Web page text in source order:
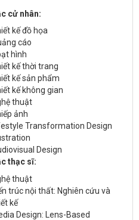
cử nhân:
kế đồ họa
cáo
hình
kế thời trang
kế sản phẩm
kế không gian
thuật
ảnh
Transformation Design
Design
thạc sĩ:
thuật
trúc nội thất: Nghiên cứu và
kế
Design: Lens-Based